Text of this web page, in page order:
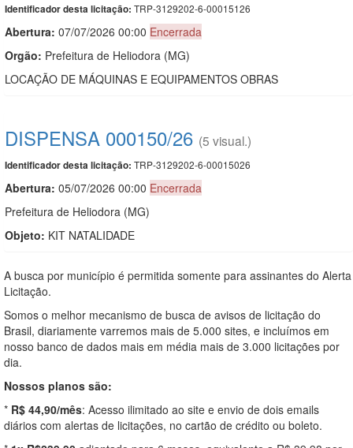
Identificador desta licitação: TRP-3129202-6-00015126
Abertura: 07/07/2026 00:00 Encerrada
Orgão: Prefeitura de Heliodora (MG)
LOCAÇÃO DE MÁQUINAS E EQUIPAMENTOS OBRAS
DISPENSA 000150/26 (5 visual.)
Identificador desta licitação: TRP-3129202-6-00015026
Abertura: 05/07/2026 00:00 Encerrada
Prefeitura de Heliodora (MG)
Objeto: KIT NATALIDADE
A busca por município é permitida somente para assinantes do Alerta
Licitação.
Somos o melhor mecanismo de busca de avisos de licitação do
Brasil, diariamente varremos mais de 5.000 sites, e incluímos em
nosso banco de dados mais em média mais de 3.000 licitações por
dia.
Nossos planos são:
* R$ 44,90/mês: Acesso ilimitado ao site e envio de dois emails
diários com alertas de licitações, no cartão de crédito ou boleto.